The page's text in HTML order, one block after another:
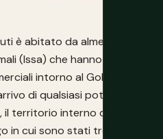
è abitato da almeno 3.500
(Issa) che hanno stabilito
intorno al Golfo di
di qualsiasi potenza
il territorio interno del
in cui sono stati trovati